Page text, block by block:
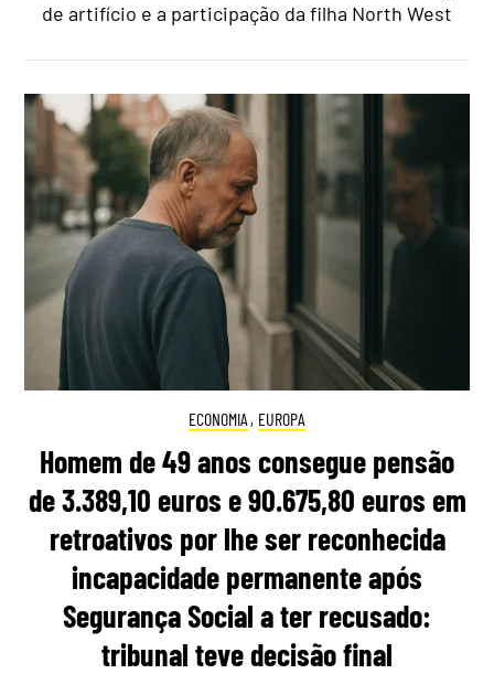
de artifício e a participação da filha North West
ECONOMIA , EUROPA
Homem de 49 anos consegue pensão
de 3.389,10 euros e 90.675,80 euros em
retroativos por lhe ser reconhecida
incapacidade permanente após
Segurança Social a ter recusado:
tribunal teve decisão final